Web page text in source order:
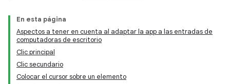
En esta página
Aspectos a tener en cuenta al adaptar la app a las entradas de
computadoras de escritorio
Clic principal
Clic secundario
Colocar el cursor sobre un elemento